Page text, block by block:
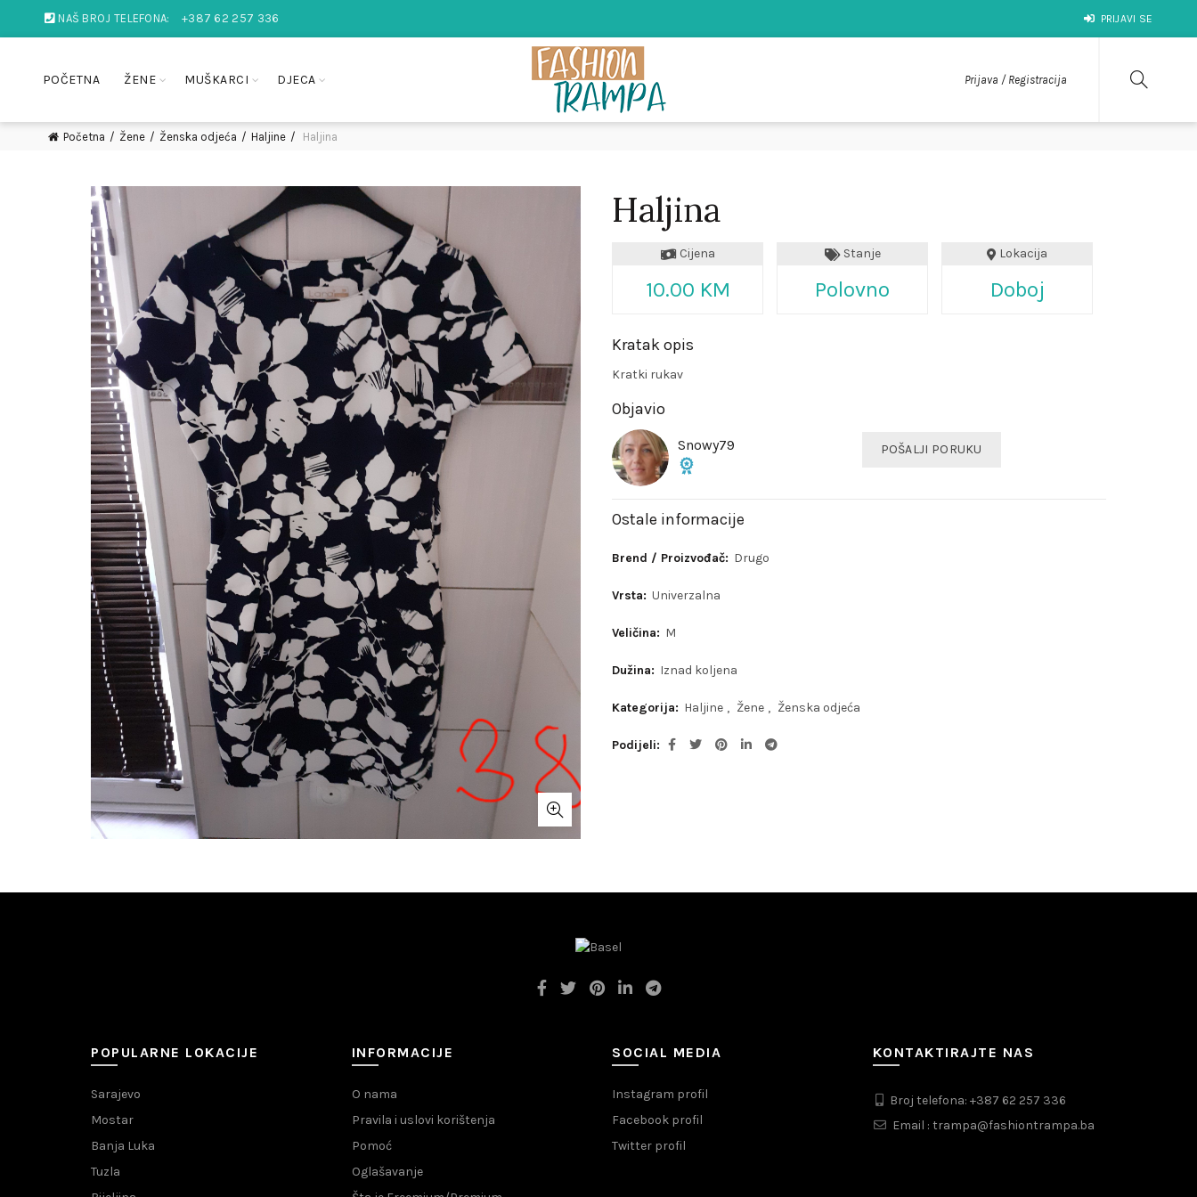
NAŠ BROJ TELEFONA: +387 62 257 336 PRIJAVI SE
POČETNA ŽENE MUŠKARCI DJECA Prijava / Registracija
Početna Žene Ženska odjeća Haljine Haljina
Haljina
Cijena
10.00 KM
Stanje
Polovno
Lokacija
Doboj
Kratak opis
Kratki rukav
Objavio
Snowy79 POŠALJI PORUKU
Ostale informacije
Brend / Proizvođač: Drugo
Vrsta: Univerzalna
Veličina: M
Dužina: Iznad koljena
Kategorija: Haljine , Žene , Ženska odjeća
Podijeli
POPULARNE LOKACIJE
Sarajevo
Mostar
Banja Luka
Tuzla
INFORMACIJE
O nama
Pravila i uslovi korištenja
Pomoć
Oglašavanje
SOCIAL MEDIA
Instagram profil
Facebook profil
Twitter profil
KONTAKTIRAJTE NAS
Broj telefona: +387 62 257 336
Email : trampa@fashiontrampa.ba